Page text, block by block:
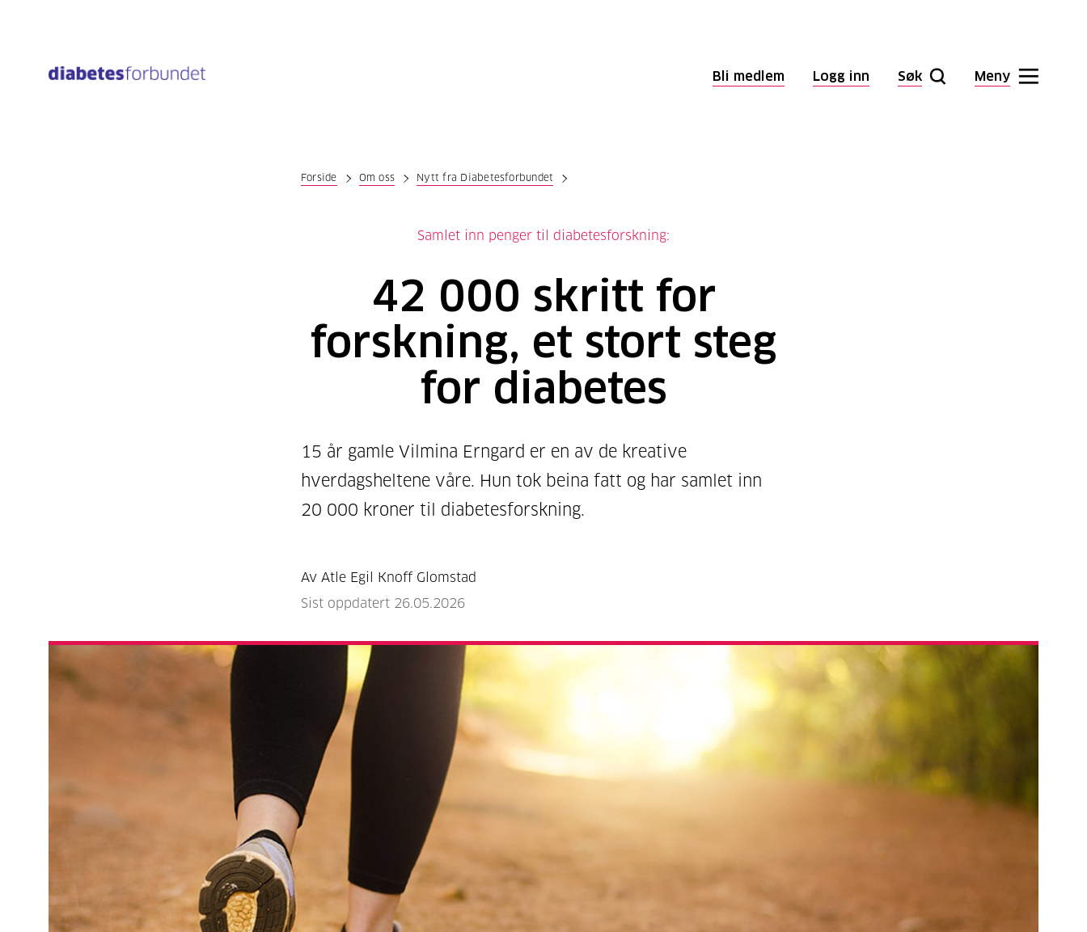
Bli medlem Logg inn Søk Meny
Forside Om oss Nytt fra Diabetesforbundet
Samlet inn penger til diabetesforskning:
42 000 skritt for
forskning, et stort steg
for diabetes
15 år gamle Vilmina Erngard er en av de kreative
hverdagsheltene våre. Hun tok beina fatt og har samlet inn
20 000 kroner til diabetesforskning.
Av Atle Egil Knoff Glomstad
Sist oppdatert 26.05.2026